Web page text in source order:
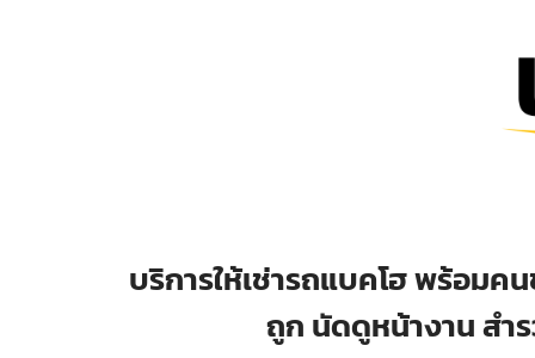
บริการให้เช่ารถแบคโฮ พร้อมค
ถูก นัดดูหน้างาน สำ